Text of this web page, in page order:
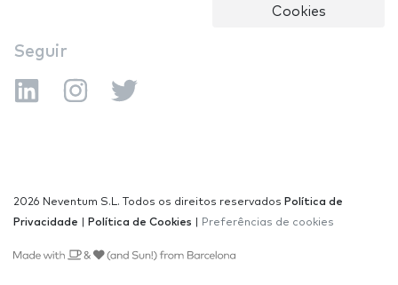
Cookies
Seguir
2026 Neventum S.L. Todos os direitos reservados Política de
Privacidade
Política de Cookies Preferências de cookies